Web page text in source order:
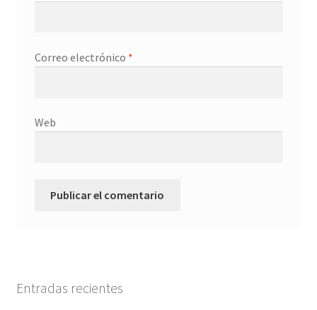
Correo electrónico *
Web
Entradas recientes